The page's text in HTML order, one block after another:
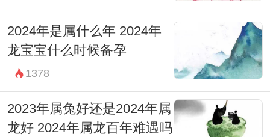
2024年是属什么年 2024年
龙宝宝什么时候备孕
1378
2023年属兔好还是2024年属
龙好 2024年属龙百年难遇吗